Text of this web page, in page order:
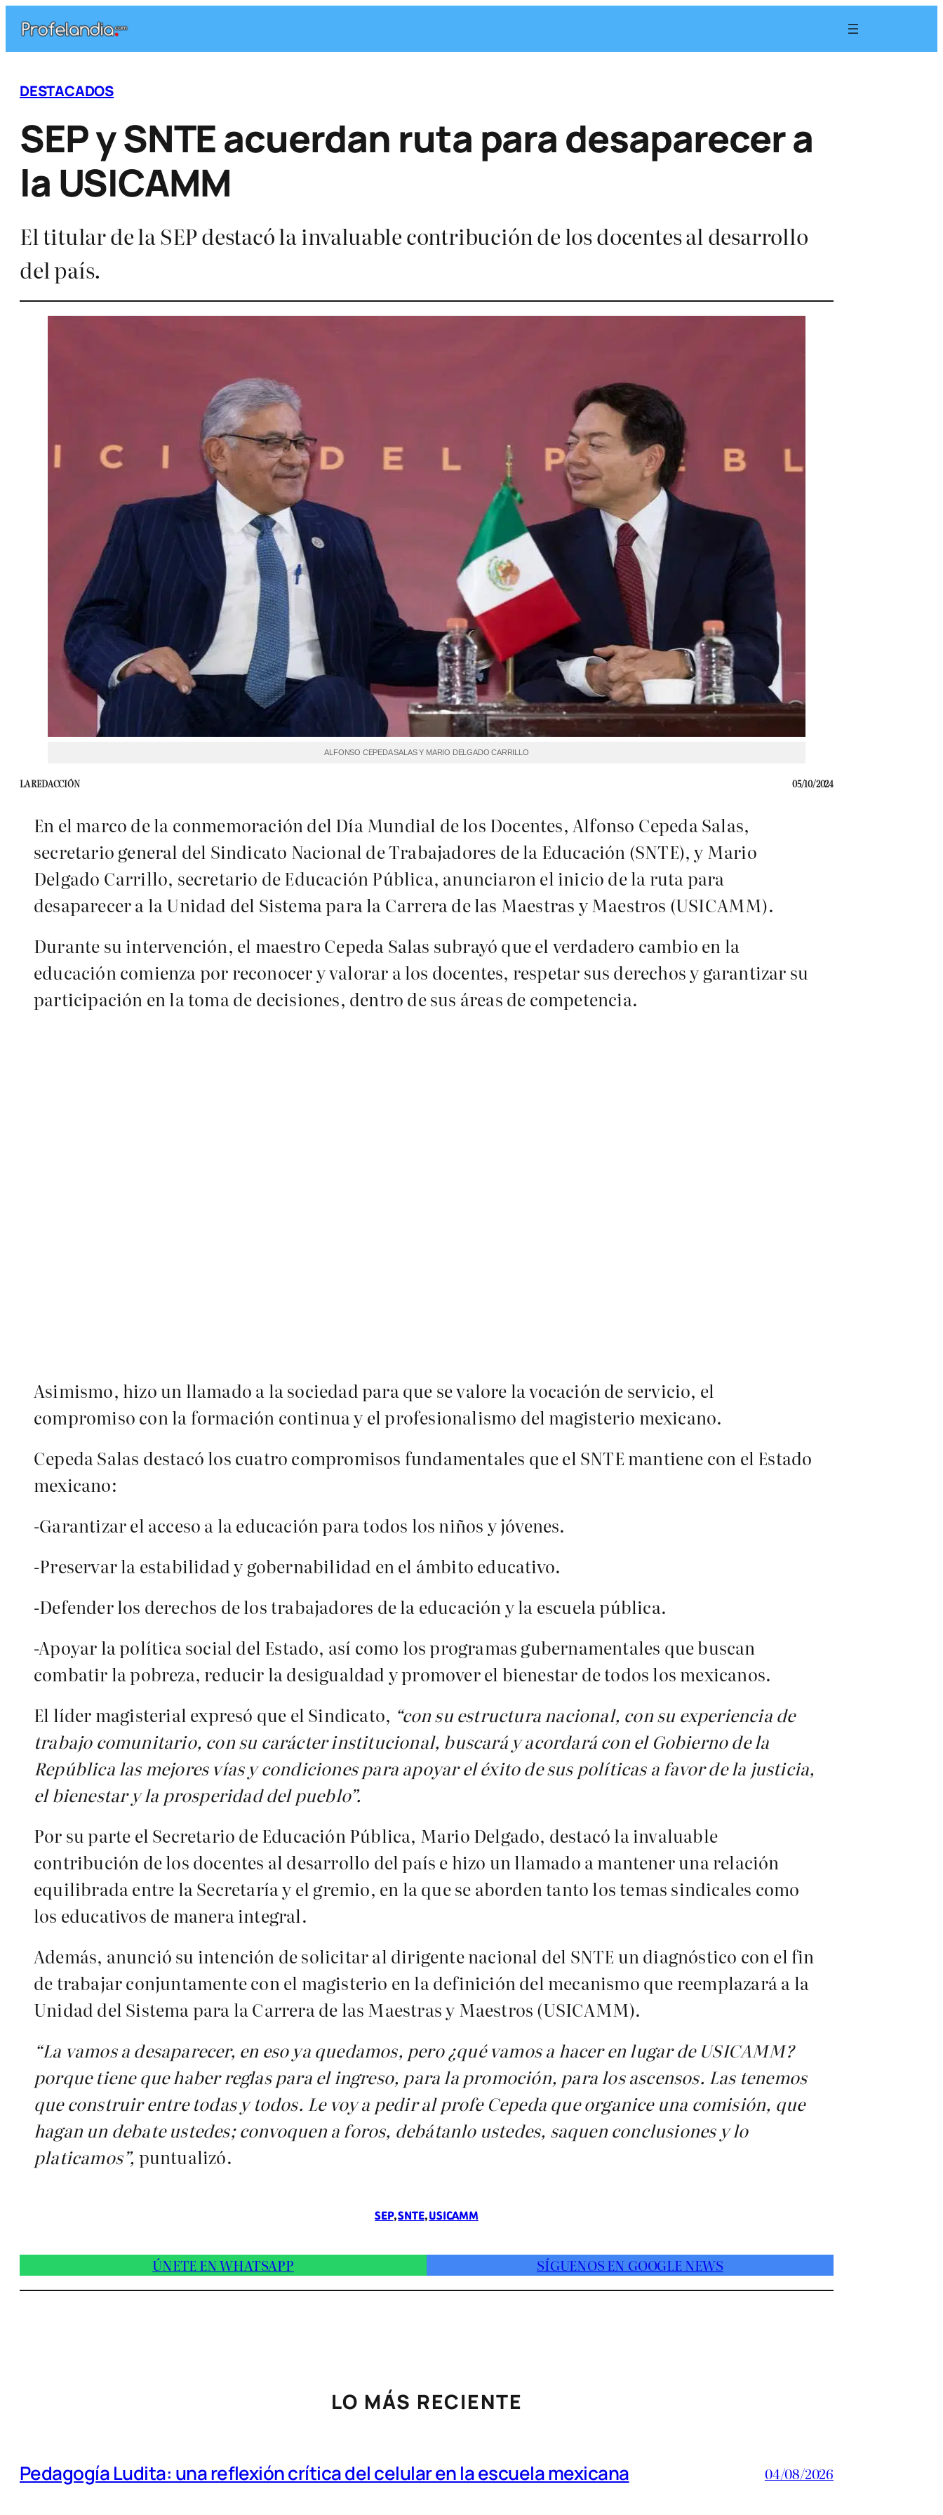
contenido
DESTACADOS
SEP y SNTE acuerdan ruta para desaparecer a
la USICAMM
El titular de la SEP destacó la invaluable contribución de los docentes al desarrollo
del país.
ALFONSO CEPEDA SALAS Y MARIO DELGADO CARRILLO
LA REDACCIÓN 05/10/2024
En el marco de la conmemoración del Día Mundial de los Docentes, Alfonso Cepeda Salas,
secretario general del Sindicato Nacional de Trabajadores de la Educación (SNTE), y Mario
Delgado Carrillo, secretario de Educación Pública, anunciaron el inicio de la ruta para
desaparecer a la Unidad del Sistema para la Carrera de las Maestras y Maestros (USICAMM).
Durante su intervención, el maestro Cepeda Salas subrayó que el verdadero cambio en la
educación comienza por reconocer y valorar a los docentes, respetar sus derechos y garantizar su
participación en la toma de decisiones, dentro de sus áreas de competencia.
Asimismo, hizo un llamado a la sociedad para que se valore la vocación de servicio, el
compromiso con la formación continua y el profesionalismo del magisterio mexicano.
Cepeda Salas destacó los cuatro compromisos fundamentales que el SNTE mantiene con el Estado
mexicano:
-Garantizar el acceso a la educación para todos los niños y jóvenes.
-Preservar la estabilidad y gobernabilidad en el ámbito educativo.
-Defender los derechos de los trabajadores de la educación y la escuela pública.
-Apoyar la política social del Estado, así como los programas gubernamentales que buscan
combatir la pobreza, reducir la desigualdad y promover el bienestar de todos los mexicanos.
El líder magisterial expresó que el Sindicato, “con su estructura nacional, con su experiencia de
trabajo comunitario, con su carácter institucional, buscará y acordará con el Gobierno de la
República las mejores vías y condiciones para apoyar el éxito de sus políticas a favor de la justicia,
el bienestar y la prosperidad del pueblo”.
Por su parte el Secretario de Educación Pública, Mario Delgado, destacó la invaluable
contribución de los docentes al desarrollo del país e hizo un llamado a mantener una relación
equilibrada entre la Secretaría y el gremio, en la que se aborden tanto los temas sindicales como
los educativos de manera integral.
Además, anunció su intención de solicitar al dirigente nacional del SNTE un diagnóstico con el fin
de trabajar conjuntamente con el magisterio en la definición del mecanismo que reemplazará a la
Unidad del Sistema para la Carrera de las Maestras y Maestros (USICAMM).
“La vamos a desaparecer, en eso ya quedamos, pero ¿qué vamos a hacer en lugar de USICAMM?
porque tiene que haber reglas para el ingreso, para la promoción, para los ascensos. Las tenemos
que construir entre todas y todos. Le voy a pedir al profe Cepeda que organice una comisión, que
hagan un debate ustedes; convoquen a foros, debátanlo ustedes, saquen conclusiones y lo
platicamos”, puntualizó.
SEP, SNTE, USICAMM
ÚNETE EN WHATSAPP SÍGUENOS EN GOOGLE NEWS
LO MÁS RECIENTE
Pedagogía Ludita: una reflexión crítica del celular en la escuela mexicana 04/08/2026